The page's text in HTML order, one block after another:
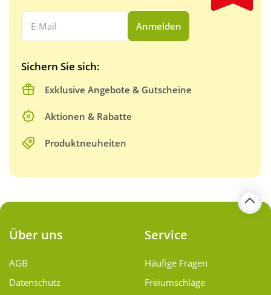
Ihre E-Mail Adresse:
Anmelden
Sichern Sie sich:
Exklusive Angebote & Gutscheine
Aktionen & Rabatte
Produktneuheiten
Über uns
AGB
Datenschutz
Service
Häufige Fragen
Freiumschläge